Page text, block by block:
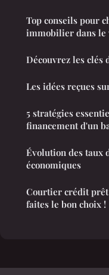
Top conseils pour
immobilier dans le
Découvrez les clés
Les idées reçues
5 stratégies
financement d'un
Évolution des taux
économiques
Courtier crédit
faites le bon choix !